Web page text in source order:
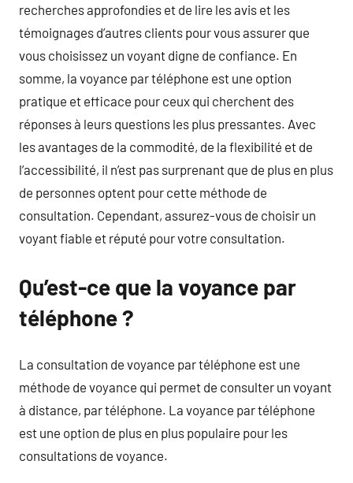
recherches approfondies et de lire les avis et les
témoignages d’autres clients pour vous assurer que
vous choisissez un voyant digne de confiance. En
somme, la voyance par téléphone est une option
pratique et efficace pour ceux qui cherchent des
réponses à leurs questions les plus pressantes. Avec
les avantages de la commodité, de la flexibilité et de
l’accessibilité, il n’est pas surprenant que de plus en plus
de personnes optent pour cette méthode de
consultation. Cependant, assurez-vous de choisir un
voyant fiable et réputé pour votre consultation.
Qu’est-ce que la voyance par
téléphone ?
La consultation de voyance par téléphone est une
méthode de voyance qui permet de consulter un voyant
à distance, par téléphone. La voyance par téléphone
est une option de plus en plus populaire pour les
consultations de voyance.